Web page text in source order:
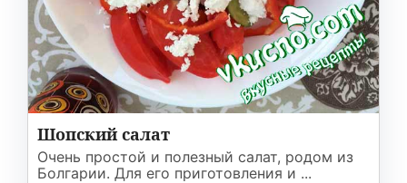
Шопский салат
Очень простой и полезный салат, родом из
Болгарии. Для его приготовления и ...